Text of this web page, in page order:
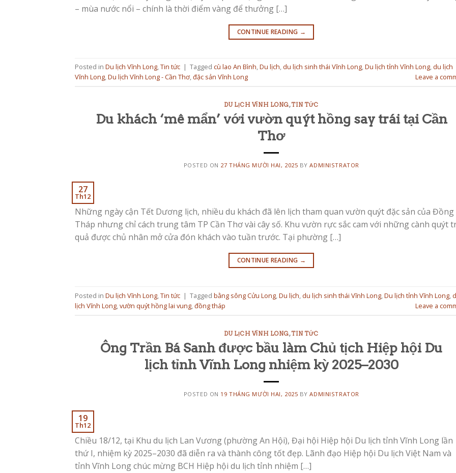
– mùa nước nổi – chính là thời điểm vàng để thưởng […]
CONTINUE READING →
Posted in Du lịch Vĩnh Long,Tin tức | Tagged cù lao An Bình,Du lịch, du lịch sinh thái Vĩnh Long,Du lịch tỉnh Vĩnh Long, du lịch
Vĩnh Long,Du lịch Vĩnh Long - Cần Thơ,đặc sản Vĩnh Long Leave a
DU LỊCH VĨNH LONG,TIN TỨC
Du khách ‘mê mẩn’ với vườn quýt hồng say trái tại Cần
Thơ
POSTED ON 27 THÁNG MƯỜI HAI, 2025 BYADMINISTRATOR
27
Th12
Những ngày cận Tết Dương lịch, nhiều du khách đã lên lịch tham quan vườn quýt đặc sản của Đồng
Tháp nhưng chỉ cách trung tâm TP Cần Thơ vài cây số. Khu vườn rực sắc cam với những cành quýt
quả được chủ nhân mở cửa đón khách vào tuần trước. Tại phường […]
CONTINUE READING →
Posted in Du lịch Vĩnh Long,Tin tức | Tagged bằng sông Cửu Long,Du lịch, du lịch sinh thái Vĩnh Long,Du lịch tỉnh Vĩnh Long,
lịch Vĩnh Long,vườn quýt hồng lai vung,đồng tháp Leave a
DU LỊCH VĨNH LONG,TIN TỨC
Ông Trần Bá Sanh được bầu làm Chủ tịch Hiệp hội Du
lịch tỉnh Vĩnh Long nhiệm kỳ 2025–2030
POSTED ON 19 THÁNG MƯỜI HAI, 2025 BYADMINISTRATOR
19
Th12
Chiều 18/12, tại Khu du lịch Lan Vương (phường An Hội), Đại hội Hiệp hội Du lịch tỉnh Vĩnh Long lần
thứ I, nhiệm kỳ 2025–2030 đã diễn ra và thành công tốt đẹp. Lãnh đạo Hiệp hội Du lịch Việt Nam và
tỉnh Vĩnh Long chúc mừng BCH Hiệp hội du lịch tỉnh nhiệm […]